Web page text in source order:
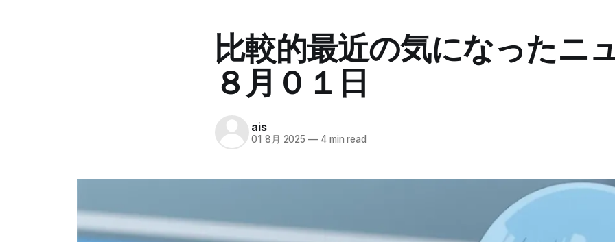
比較的最近の気になったニ
８月０１日
ais
01 8月 2025 — 4 min read